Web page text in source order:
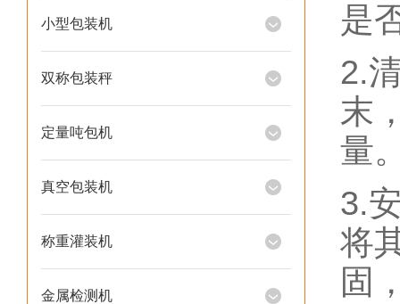
小型包装机
双称包装秤
定量吨包机
真空包装机
称重灌装机
金属检测机
是
2.
末
量
3.
将
固